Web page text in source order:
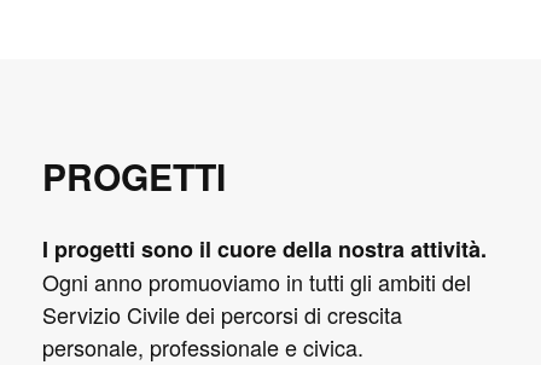
PROGETTI
I progetti sono il cuore della nostra attività.
Ogni anno promuoviamo in tutti gli ambiti del
Servizio Civile dei percorsi di crescita
personale, professionale e civica.